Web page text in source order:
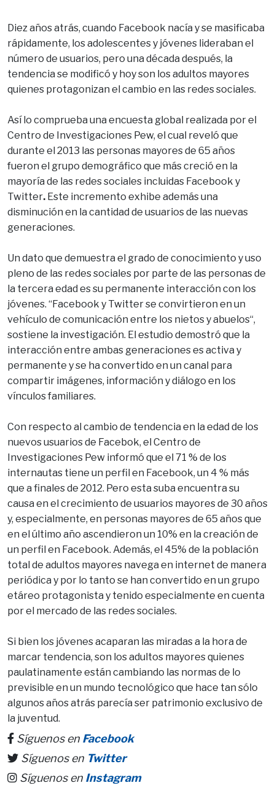
Diez años atrás, cuando Facebook nacía y se masificaba
rápidamente, los adolescentes y jóvenes lideraban el
número de usuarios, pero una década después, la
tendencia se modificó y hoy son los adultos mayores
quienes protagonizan el cambio en las redes sociales.
Así lo comprueba una encuesta global realizada por el
Centro de Investigaciones Pew, el cual reveló que
durante el 2013 las personas mayores de 65 años
fueron el grupo demográfico que más creció en la
mayoría de las redes sociales incluidas Facebook y
Twitter. Este incremento exhibe además una
disminución en la cantidad de usuarios de las nuevas
generaciones.
Un dato que demuestra el grado de conocimiento y uso
pleno de las redes sociales por parte de las personas de
la tercera edad es su permanente interacción con los
jóvenes. “Facebook y Twitter se convirtieron en un
vehículo de comunicación entre los nietos y abuelos“,
sostiene la investigación. El estudio demostró que la
interacción entre ambas generaciones es activa y
permanente y se ha convertido en un canal para
compartir imágenes, información y diálogo en los
vínculos familiares.
Con respecto al cambio de tendencia en la edad de los
nuevos usuarios de Facebok, el Centro de
Investigaciones Pew informó que el 71 % de los
internautas tiene un perfil en Facebook, un 4 % más
que a finales de 2012. Pero esta suba encuentra su
causa en el crecimiento de usuarios mayores de 30 años
y, especialmente, en personas mayores de 65 años que
en el último año ascendieron un 10% en la creación de
un perfil en Facebook. Además, el 45% de la población
total de adultos mayores navega en internet de manera
periódica y por lo tanto se han convertido en un grupo
etáreo protagonista y tenido especialmente en cuenta
por el mercado de las redes sociales.
Si bien los jóvenes acaparan las miradas a la hora de
marcar tendencia, son los adultos mayores quienes
paulatinamente están cambiando las normas de lo
previsible en un mundo tecnológico que hace tan sólo
algunos años atrás parecía ser patrimonio exclusivo de
la juventud.
Síguenos en Facebook
Síguenos en Twitter
Síguenos en Instagram